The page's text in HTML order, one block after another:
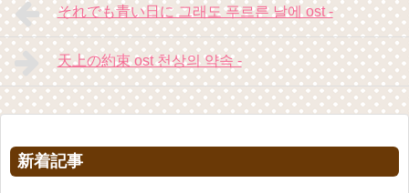
それでも青い日に 그래도 푸르른 날에 ost -
天上の約束 ost 천상의 약속 -
新着記事